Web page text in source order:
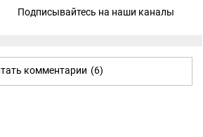
Подписывайтесь на наши каналы
комментарии (6)